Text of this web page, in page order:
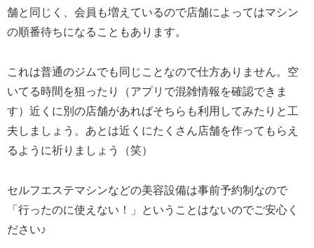
舗と同じく、会員も増えているので店舗によってはマシン
の順番待ちになることもあります。
これは普通のジムでも同じことなので仕方ありません。空
いてる時間を狙ったり（アプリで混雑情報を確認できま
す）近くに別の店舗があればそちらも利用してみたりと工
夫しましょう。あとは近くにたくさん店舗を作ってもらえ
るように祈りましょう（笑）
セルフエステマシンなどの美容設備は事前予約制なので
「行ったのに使えない！」ということはないのでご安心く
ださい♪